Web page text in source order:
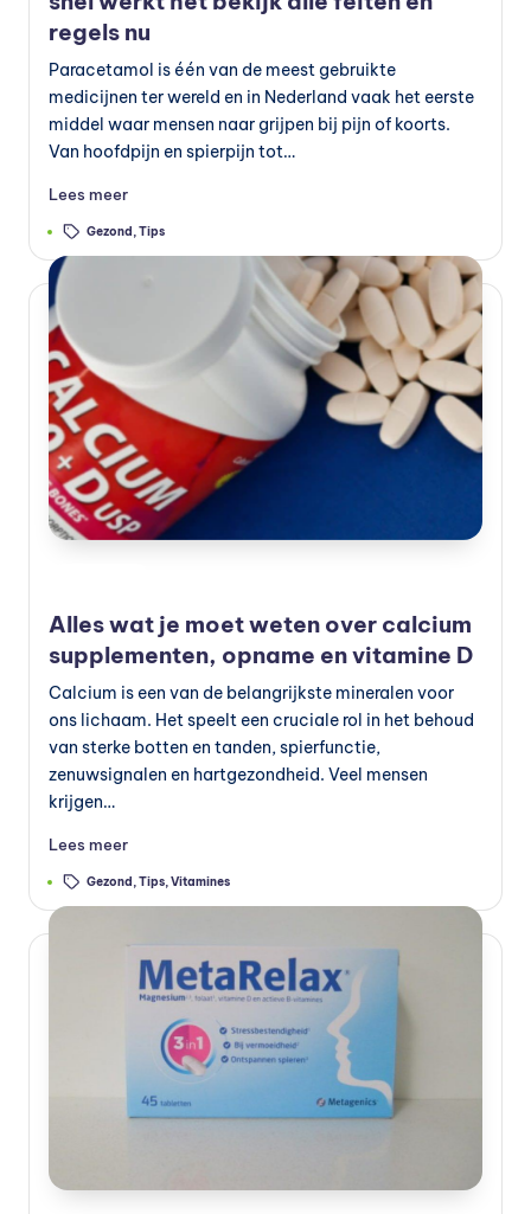
regels nu
Paracetamol is één van de meest gebruikte
medicijnen ter wereld en in Nederland vaak het eerste
middel waar mensen naar grijpen bij pijn of koorts.
Van hoofdpijn en spierpijn tot…
Lees meer
Tags: Gezond,Tips
Alles wat je moet weten over calcium
supplementen, opname en vitamine D
Calcium is een van de belangrijkste mineralen voor
ons lichaam. Het speelt een cruciale rol in het behoud
van sterke botten en tanden, spierfunctie,
zenuwsignalen en hartgezondheid. Veel mensen
krijgen…
Lees meer
Tags: Gezond,Tips,Vitamines